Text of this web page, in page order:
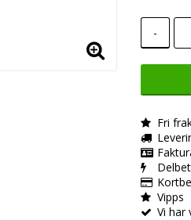
-
Fri
Vipps
Vi har